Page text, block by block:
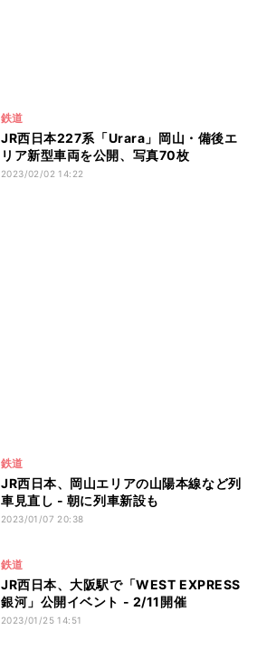
鉄道
JR西日本227系「Urara」岡山・備後エ
リア新型車両を公開、写真70枚
2023/02/02 14:22
鉄道
JR西日本、岡山エリアの山陽本線など列
車見直し - 朝に列車新設も
2023/01/07 20:38
鉄道
JR西日本、大阪駅で「WEST EXPRESS
銀河」公開イベント - 2/11開催
2023/01/25 14:51